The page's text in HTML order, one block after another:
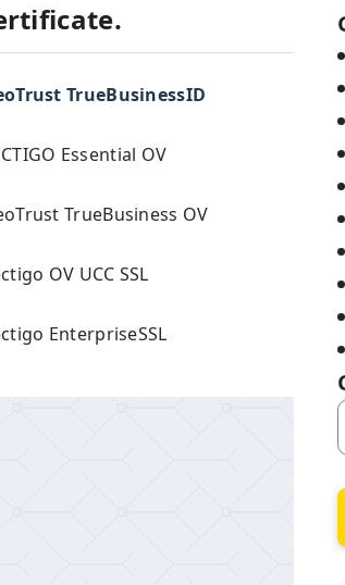
TrueBusinessID
Essential OV
TrueBusiness OV
OV UCC SSL
EnterpriseSSL